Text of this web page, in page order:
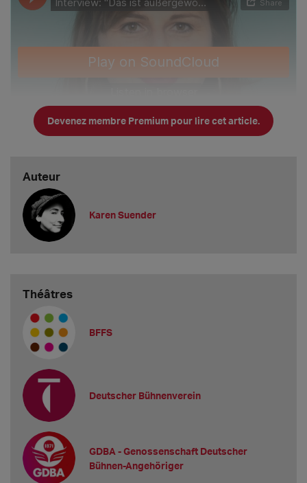
Devenez membre Premium pour lire cet article.
Auteur
Karen Suender
Théâtres
BFFS
Deutscher Bühnenverein
GDBA - Genossenschaft Deutscher
Bühnen-Angehöriger